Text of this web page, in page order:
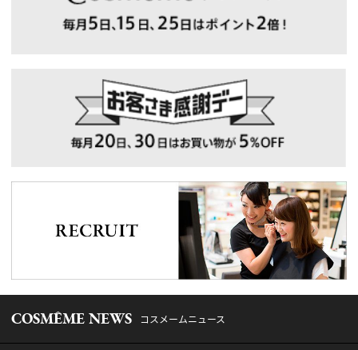
COSMÊME NEWS コスメームニュース